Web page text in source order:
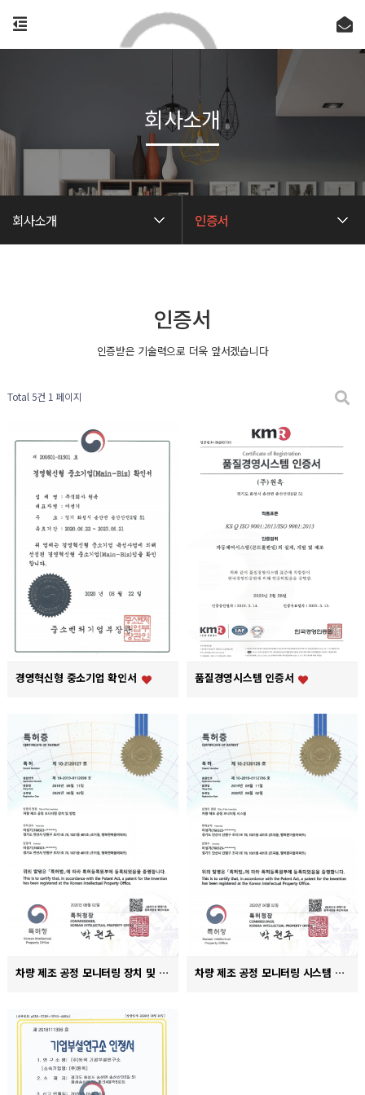
회사소개 인증서
회사소개
인증서
인증받은 기술력으로 더욱 앞서겠습니다
Total 5건 1 페이지
경영혁신형 중소기업 확인서 품질경영시스템 인증서
차량 제조 공정 모니터링 장치 및 방법 특허증 차량 제조 공정 모니터링 시스템 특허증